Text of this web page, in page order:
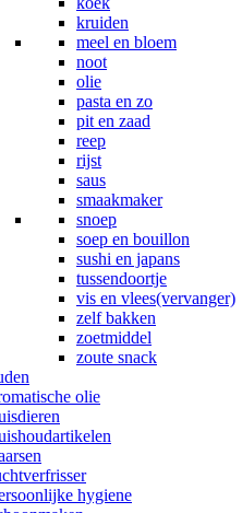
kruiden
meel en bloem
noot
olie
pasta en zo
pit en zaad
reep
rijst
saus
smaakmaker
snoep
soep en bouillon
sushi en japans
tussendoortje
vis en vlees(vervanger)
zelf bakken
zoetmiddel
zoute snack
olie
hygiene